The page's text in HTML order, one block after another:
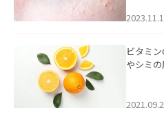
ビタミ
やシミ